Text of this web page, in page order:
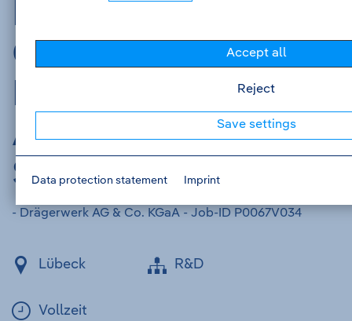
Accept all
Reject
Save settings
Data protection statement Imprint
Angewandte
Sensorsysteme
- Drägerwerk AG & Co. KGaA - Job-ID P0067V034
Lübeck R&D
Vollzeit